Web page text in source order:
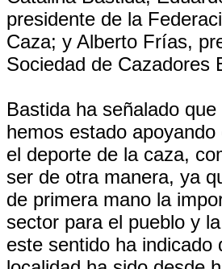
presidente de la
Caza; y Alberto Frías,
Sociedad de Cazadores
Bastida ha señalado que
hemos estado
el deporte de la caza,
ser de otra manera, ya
de primera mano la
sector para el pueblo y
este sentido ha indicado